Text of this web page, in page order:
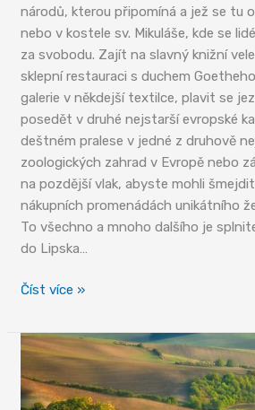
národů, kterou připomíná a jež se tu
nebo v kostele sv. Mikuláše, kde se
za svobodu. Zajít na slavný knižní
sklepní restauraci s duchem
galerie v někdejší textilce, plavit se
posedět v druhé nejstarší evropské
deštném pralese v jedné z druhově
zoologických zahrad v Evropě nebo
na pozdější vlak, abyste mohli
nákupních promenádách unikátního
To všechno a mnoho dalšího je
do Lipska…
Kreativní
s pohnutou
minulostí
Číst více »